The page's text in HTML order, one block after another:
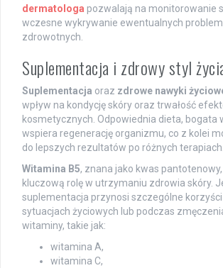
dermatologa pozwalają na monitorowanie
wczesne wykrywanie ewentualnych
zdrowotnych.
Suplementacja i zdrowy styl
Suplementacja oraz zdrowe nawyki
wpływ na kondycję skóry oraz trwałość
kosmetycznych. Odpowiednia dieta, bogata
wspiera regenerację organizmu, co z kolei
do lepszych rezultatów po różnych terapiach.
Witamina B5, znana jako kwas
kluczową rolę w utrzymaniu zdrowia skóry.
suplementacja przynosi szczególne
sytuacjach życiowych lub podczas
witaminy, takie jak:
witamina A,
witamina C,